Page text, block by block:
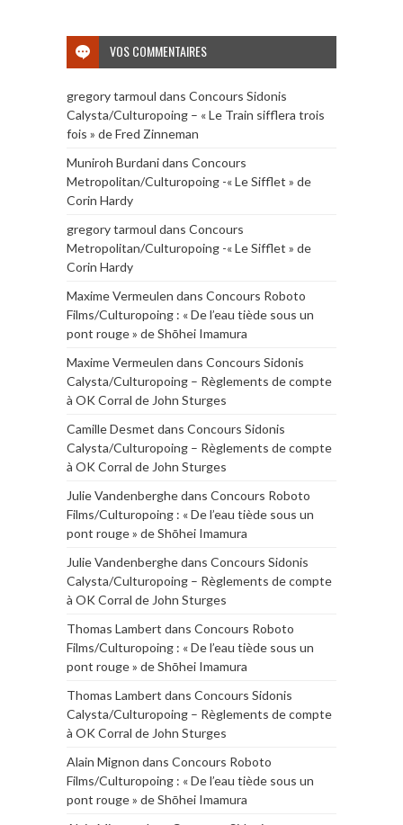
VOS COMMENTAIRES
gregory tarmoul dans Concours Sidonis
Calysta/Culturopoing – « Le Train sifflera trois
fois » de Fred Zinneman
Muniroh Burdanidans Concours
Metropolitan/Culturopoing -« Le Sifflet » de
Corin Hardy
gregory tarmoul dans Concours
Metropolitan/Culturopoing -« Le Sifflet » de
Corin Hardy
Maxime Vermeulen dans Concours Roboto
Films/Culturopoing : « De l’eau tiède sous un
pont rouge » de Shōhei Imamura
Maxime Vermeulen dans Concours Sidonis
Calysta/Culturopoing – Règlements de compte
à OK Corral de John Sturges
Camille Desmet dans Concours Sidonis
Calysta/Culturopoing – Règlements de compte
à OK Corral de John Sturges
Julie Vandenberghedans Concours Roboto
Films/Culturopoing : « De l’eau tiède sous un
pont rouge » de Shōhei Imamura
Julie Vandenberghedans Concours Sidonis
Calysta/Culturopoing – Règlements de compte
à OK Corral de John Sturges
Thomas Lambert dans Concours Roboto
Films/Culturopoing : « De l’eau tiède sous un
pont rouge » de Shōhei Imamura
Thomas Lambert dans Concours Sidonis
Calysta/Culturopoing – Règlements de compte
à OK Corral de John Sturges
Alain Mignon dans Concours Roboto
Films/Culturopoing : « De l’eau tiède sous un
pont rouge » de Shōhei Imamura